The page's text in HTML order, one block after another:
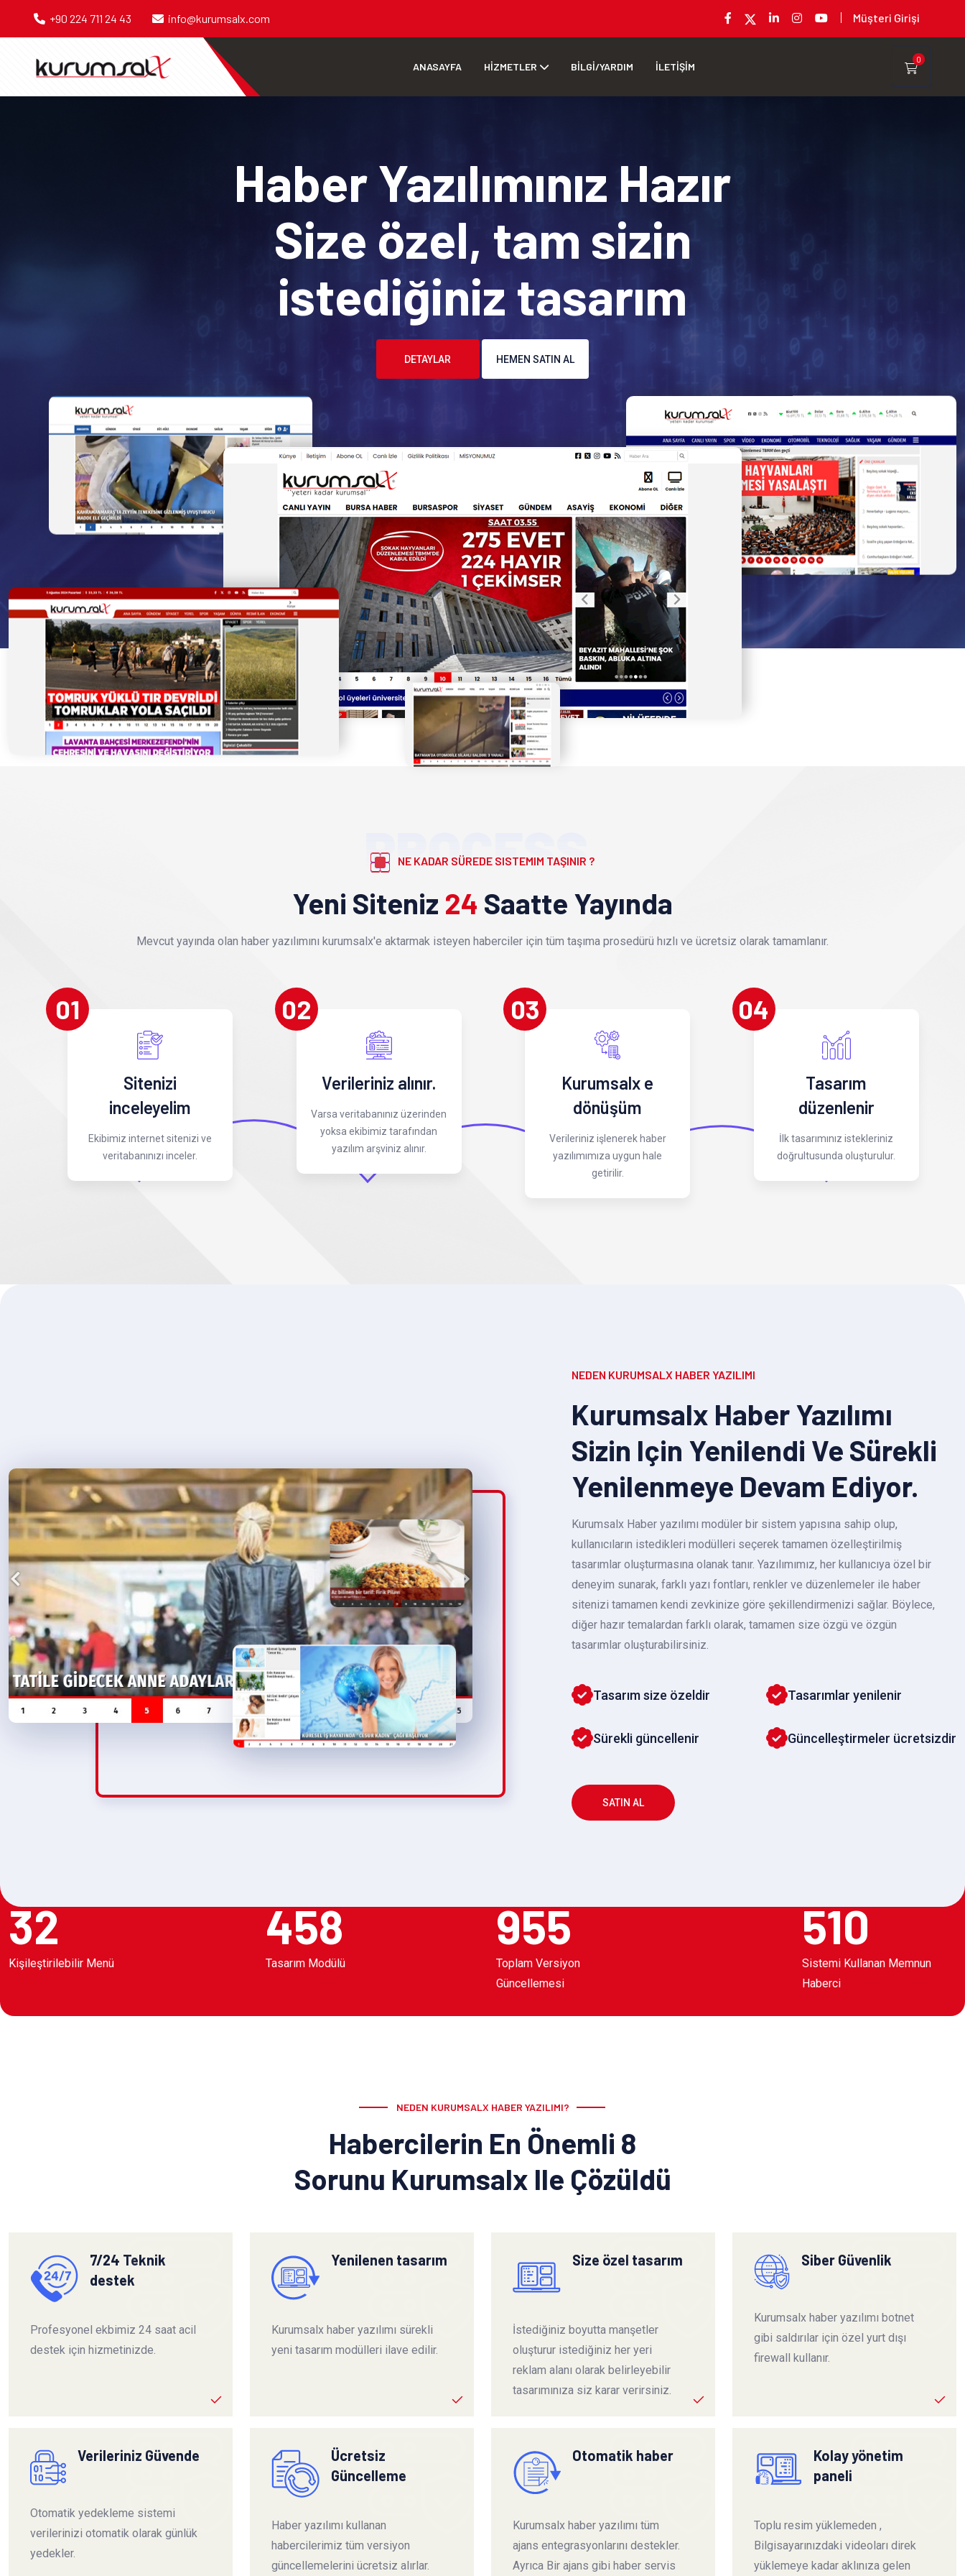
+90 224 711 24 43 info@kurumsalx.com Müşteri Girişi
ANASAYFA HİZMETLER BİLGİ/YARDIM İLETİŞİM
0
Haber Yazılımınız Hazır
Size özel, tam sizin
istediğiniz tasarım
DETAYLAR HEMEN SATIN AL
PROCESS
NE KADAR SÜREDE SISTEMIM TAŞINIR ?
Yeni Siteniz 24 Saatte Yayında
Mevcut yayında olan haber yazılımını kurumsalx'e aktarmak isteyen haberciler için tüm taşıma prosedürü hızlı ve ücretsiz olarak tamamlanır.
01
Sitenizi
inceleyelim
Ekibimiz internet sitenizi ve
veritabanınızı inceler.
02
Verileriniz alınır.
Varsa veritabanınız üzerinden
yoksa ekibimiz tarafından
yazılım arşviniz alınır.
03
Kurumsalx e
dönüşüm
Verileriniz işlenerek haber
yazılımımıza uygun hale
getirilir.
04
Tasarım
düzenlenir
İlk tasarımınız istekleriniz
doğrultusunda oluşturulur.
NEDEN KURUMSALX HABER YAZILIMI
Kurumsalx Haber Yazılımı
Sizin Için Yenilendi Ve Sürekli
Yenilenmeye Devam Ediyor.
Kurumsalx Haber yazılımı modüler bir sistem yapısına sahip olup,
kullanıcıların istedikleri modülleri seçerek tamamen özelleştirilmiş
tasarımlar oluşturmasına olanak tanır. Yazılımımız, her kullanıcıya özel bir
deneyim sunarak, farklı yazı fontları, renkler ve düzenlemeler ile haber
sitenizi tamamen kendi zevkinize göre şekillendirmenizi sağlar. Böylece,
diğer hazır temalardan farklı olarak, tamamen size özgü ve özgün
tasarımlar oluşturabilirsiniz.
Tasarım size özeldir
Sürekli güncellenir
Tasarımlar yenilenir
Güncelleştirmeler ücretsizdir
SATIN AL
32
Kişileştirilebilir Menü
458
Tasarım Modülü
955
Toplam Versiyon
Güncellemesi
510
Sistemi Kullanan Memnun
Haberci
NEDEN KURUMSALX HABER YAZILIMI?
Habercilerin En Önemli 8
Sorunu Kurumsalx Ile Çözüldü
7/24 Teknik
destek
Profesyonel ekbimiz 24 saat acil
destek için hizmetinizde.
Yenilenen tasarım
Kurumsalx haber yazılımı sürekli
yeni tasarım modülleri ilave edilir.
Size özel tasarım
İstediğiniz boyutta manşetler
oluşturur istediğiniz her yeri
reklam alanı olarak belirleyebilir
tasarımınıza siz karar verirsiniz.
Siber Güvenlik
Kurumsalx haber yazılımı botnet
gibi saldırılar için özel yurt dışı
firewall kullanır.
Verileriniz Güvende
Otomatik yedekleme sistemi
verilerinizi otomatik olarak günlük
yedekler.
Ücretsiz
Güncelleme
Haber yazılımı kullanan
habercilerimiz tüm versiyon
güncellemelerini ücretsiz alırlar.
Otomatik haber
Kurumsalx haber yazılımı tüm
ajans entegrasyonlarını destekler.
Ayrıca Bir ajans gibi haber servis
Kolay yönetim
paneli
Toplu resim yüklemeden ,
Bilgisayarınızdaki videoları direk
yüklemeye kadar aklınıza gelen